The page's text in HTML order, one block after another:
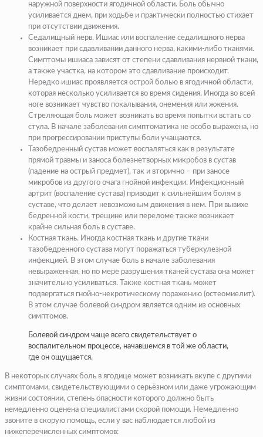
наружной поверхности ягодичной области. Боль обычно
усиливается днем, при ходьбе и практически полностью стихает
при отсутствии движения.
Седалищный нерв. Ишиас или воспаление седалищного нерва
возникает при сдавливании данного нерва, какими-либо тканями.
Симптомы ишиаса зависят от степени сдавливания нервной ткани,
а также участка, на котором это сдавливание происходит.
Нередко ишиас проявляется острой болью в ягодичной области,
которая несколько усиливается во время сидения. Иногда во всей
ноге возникает чувство покалывания, онемения или жжения.
Стреляющая боль может возникать во время попытки встать со
стула. В начале заболевания симптоматика не особо выражена, но
при прогрессировании приступы боли учащаются.
Тазобедренный сустав может воспаляться как в результате
прямой травмы и заноса болезнетворных микробов в сустав
(падение на острый предмет), так и вторично – при заносе
микробов из другого очага гнойной инфекции. Инфекционный
артрит (воспаление сустава) приводит к сильнейшим болям в
суставе, что делает невозможным движения в нем. При вывихе
бедренной кости, трещине или переломе также возникает
крайне сильная боль в суставе.
Костная ткань. Иногда костная ткань и другие ткани
тазобедренного сустава могут поражаться туберкулезной
инфекцией. В этом случае боль в начале заболевания
невыраженная, но по мере разрушения тканей сустава она может
значительно усиливаться. Также костная ткань может
подвергаться гнойно-некротическому поражению (остеомиелит).
В этом случае болевой синдром является одним из основных
симптомов.
Болевой синдром чаще всего свидетельствует о
воспалительном процессе, начавшемся в той же области,
где он ощущается.
В некоторых случаях боль в ягодице может возникать вкупе с другими
симптомами, свидетельствующими о серьёзном или даже угрожающим
жизни состоянии, степень опасности которого должно быть
немедленно оценена специалистами скорой помощи. Немедленно
звоните в скорую помощь, если у вас наблюдается любой из
нижеперечисленных симптомов: